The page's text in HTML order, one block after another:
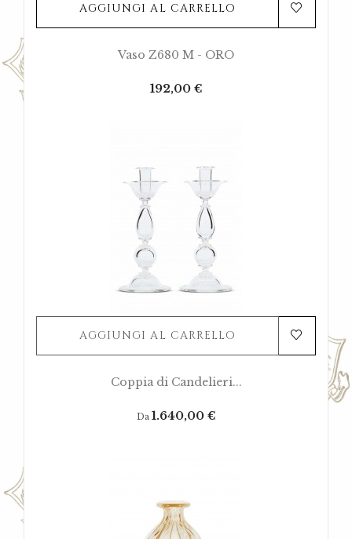
AGGIUNGI AL CARRELLO
Vaso Z680 M - ORO
Prezzo
192,00 €
AGGIUNGI AL CARRELLO
Coppia di Candelieri...
Da Prezzo
1.640,00 €